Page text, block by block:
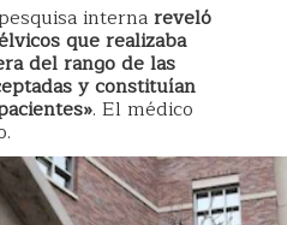
internareveló
que realizaba
del rango de las
y constituían
. El médico